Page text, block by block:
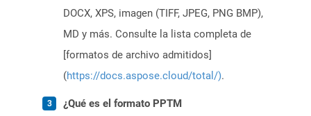
DOCX, XPS, imagen (TIFF, JPEG, PNG BMP),
MD y más. Consulte la lista completa de
[formatos de archivo admitidos]
(https://docs.aspose.cloud/total/).
¿Qué es el formato PPTM